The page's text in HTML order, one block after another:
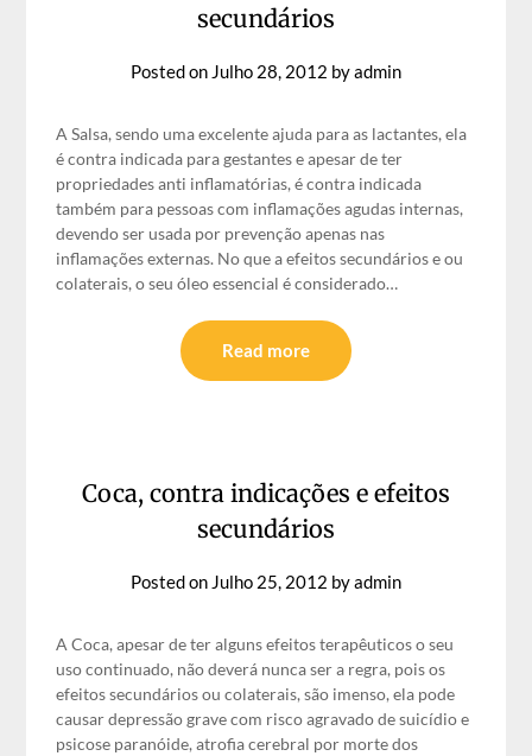
secundários
Posted on Julho 28, 2012 byadmin
A Salsa, sendo uma excelente ajuda para as lactantes, ela
é contra indicada para gestantes e apesar de ter
propriedades anti inflamatórias, é contra indicada
também para pessoas com inflamações agudas internas,
devendo ser usada por prevenção apenas nas
inflamações externas. No que a efeitos secundários e ou
colaterais, o seu óleo essencial é considerado…
Read more
Coca, contra indicações e efeitos
secundários
Posted on Julho 25, 2012 byadmin
A Coca, apesar de ter alguns efeitos terapêuticos o seu
uso continuado, não deverá nunca ser a regra, pois os
efeitos secundários ou colaterais, são imenso, ela pode
causar depressão grave com risco agravado de suicídio e
psicose paranóide, atrofia cerebral por morte dos